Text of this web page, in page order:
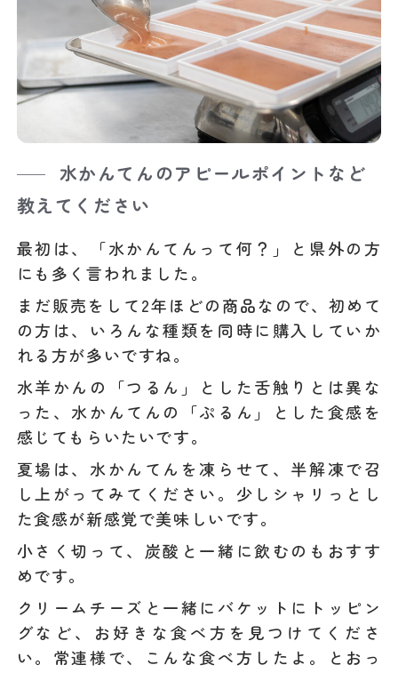
水かんてんのアピールポイントなど
教えてください
最初は、「水かんてんって何？」と県外の方
にも多く言われました。
まだ販売をして2年ほどの商品なので、初めて
の方は、いろんな種類を同時に購入していか
れる方が多いですね。
水羊かんの「つるん」とした舌触りとは異な
った、水かんてんの「ぷるん」とした食感を
感じてもらいたいです。
夏場は、水かんてんを凍らせて、半解凍で召
し上がってみてください。少しシャリっとし
た食感が新感覚で美味しいです。
小さく切って、炭酸と一緒に飲むのもおすす
めです。
クリームチーズと一緒にバケットにトッピン
グなど、お好きな食べ方を見つけてくださ
い。常連様で、こんな食べ方したよ。とおっ